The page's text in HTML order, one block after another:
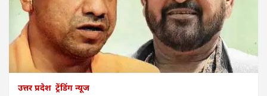
उत्तर प्रदेश ट्रेंडिंग न्यूज